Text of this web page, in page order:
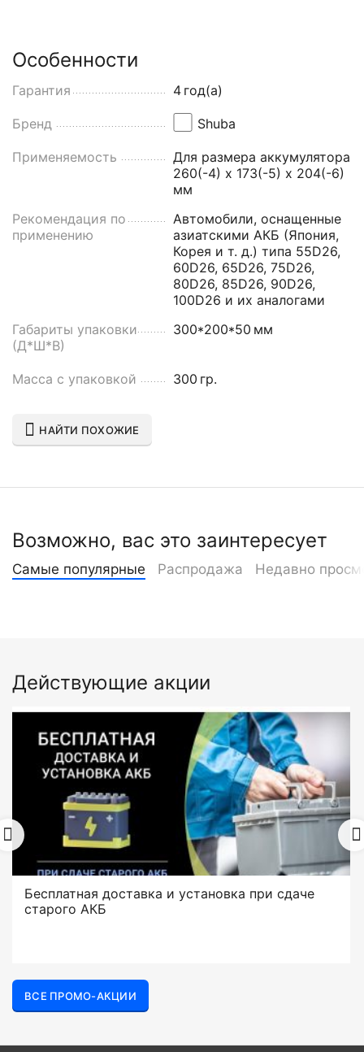
Особенности
Гарантия 4 год(а)
Бренд Shuba
Применяемость
Для размера аккумулятора
260(-4) х 173(-5) х 204(-6)
мм
Рекомендация по
применению
Автомобили, оснащенные
азиатскими АКБ (Япония,
Корея и т. д.) типа 55D26,
60D26, 65D26, 75D26,
80D26, 85D26, 90D26,
100D26 и их аналогами
Габариты упаковки
(Д*Ш*В)
300*200*50 мм
Масса с упаковкой 300 гр.
НАЙТИ ПОХОЖИЕ
Возможно, вас это заинтересует
Самые популярные Распродажа Недавно
Действующие акции
Бесплатная доставка и установка при сдаче
старого АКБ
ВСЕ ПРОМО-АКЦИИ